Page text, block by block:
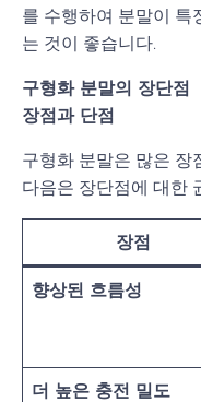
를 수행하여 분말이 특
는 것이 좋습니다.
구형화 분말의 장단점
장점과 단점
구형화 분말은 많은 장
다음은 장단점에 대한
장점
향상된 흐름성
더 높은 충전 밀도